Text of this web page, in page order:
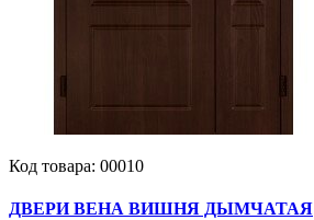
Код товара: 00010
ДВЕРИ ВЕНА ВИШНЯ ДЫМЧАТАЯ